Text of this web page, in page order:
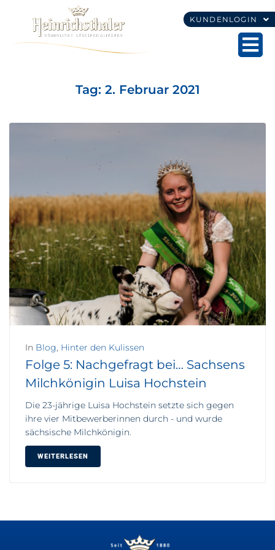
KUNDENLOGIN
Tag: 2. Februar 2021
In Blog, Hinter den Kulissen
Folge 5: Nachgefragt bei… Sachsens
Milchkönigin Luisa Hochstein
Die 23-jährige Luisa Hochstein setzte sich gegen
ihre vier Mitbewerberinnen durch - und wurde
sächsische Milchkönigin.
WEITERLESEN